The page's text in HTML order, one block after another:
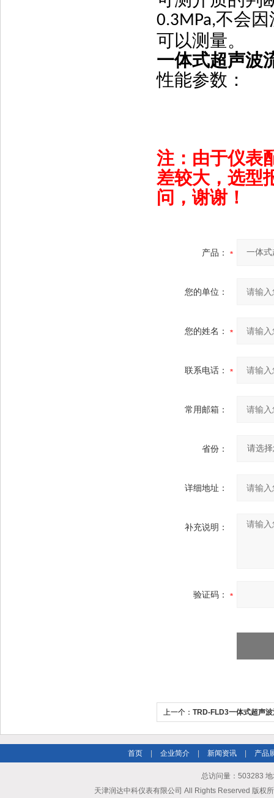
0.3MPa,不会因
可以测量。
一体式超声波
性能参数：
注：由于仪表
差较大，选型
问，谢谢！
产品：
您的单位：
您的姓名：
联系电话：
常用邮箱：
省份：
详细地址：
补充说明：
验证码：
上一个： TRD-FLD3一体式超声
首页 企业简介 新闻资讯 产品
总访问量：503283
天津润达中科仪表有限公司 All Rights Reserved 版权